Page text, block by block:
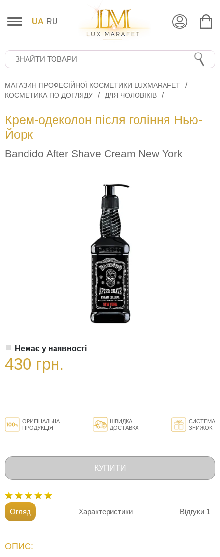
UA RU
МАГАЗИН ПРОФЕСІЙНОЇ КОСМЕТИКИ LUXMARAFET
КОСМЕТИКА ПО ДОГЛЯДУ
ДЛЯ ЧОЛОВІКІВ
Крем-одеколон після гоління Нью-
Йорк
Bandido After Shave Cream New York
Немає у наявності
430 грн.
ОРИГІНАЛЬНА
ПРОДУКЦІЯ
ШВИДКА
ДОСТАВКА
СИСТЕМА
ЗНИЖОК
КУПИТИ
Огляд Характеристики Відгуки 1
ОПИС: